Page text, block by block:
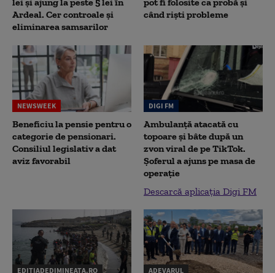
Ardeal. Cer controale și
eliminarea samsarilor
când riști probleme
NEWSWEEK
Beneficiu la pensie pentru o
categorie de pensionari.
Consiliul legislativ a dat
aviz favorabil
DIGI FM
Ambulanță atacată cu
topoare și bâte după un
zvon viral de pe TikTok.
Șoferul a ajuns pe masa de
operație
Descarcă aplicația Digi FM
EDITIADEDIMINEATA.RO ADEVARUL